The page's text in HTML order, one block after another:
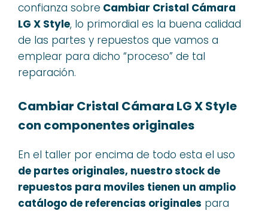
confianza sobre Cambiar Cristal Cámara
LG X Style, lo primordial es la buena calidad
de las partes y repuestos que vamos a
emplear para dicho “proceso” de tal
reparación.
Cambiar Cristal Cámara LG X Style
con componentes originales
En el taller por encima de todo esta el uso
de partes originales, nuestro stock de
repuestos para moviles tienen un amplio
catálogo de referencias originales para